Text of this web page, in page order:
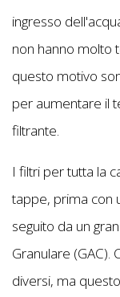
ingresso
non hanno molto
questo motivo
per aumentare il
filtrante.
I filtri per tutta la
tappe, prima con
seguito da un
Granulare
diversi, ma